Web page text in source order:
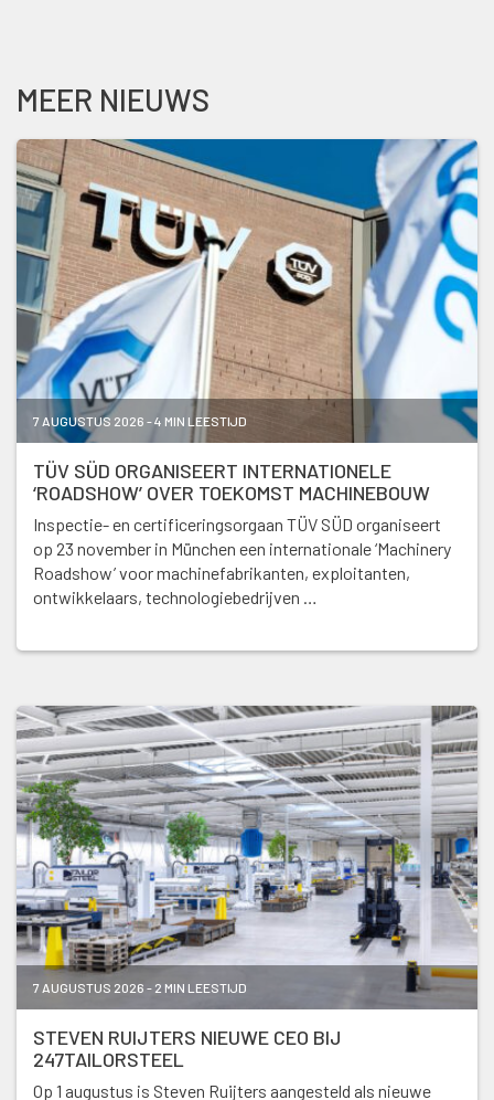
MEER NIEUWS
7 AUGUSTUS 2026 - 4 MIN LEESTIJD
TÜV SÜD ORGANISEERT INTERNATIONELE
‘ROADSHOW’ OVER TOEKOMST MACHINEBOUW
Inspectie- en certificeringsorgaan TÜV SÜD organiseert
op 23 november in München een internationale ‘Machinery
Roadshow’ voor machinefabrikanten, exploitanten,
ontwikkelaars, technologiebedrijven …
7 AUGUSTUS 2026 - 2 MIN LEESTIJD
STEVEN RUIJTERS NIEUWE CEO BIJ
247TAILORSTEEL
Op 1 augustus is Steven Ruijters aangesteld als nieuwe